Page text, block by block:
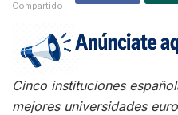
Compartido
Cinco instituciones
mejores universidades